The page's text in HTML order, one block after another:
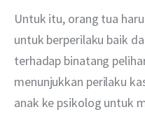
Untuk itu, orang tua
untuk berperilaku baik
terhadap binatang
menunjukkan perilaku
anak ke psikolog untuk